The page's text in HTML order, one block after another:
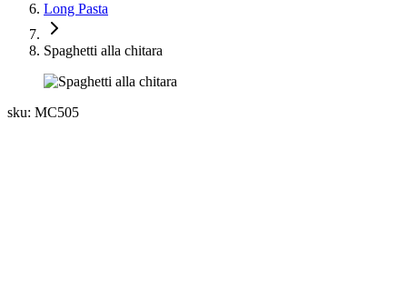
Long Pasta
Spaghetti alla chitara
sku: MC505